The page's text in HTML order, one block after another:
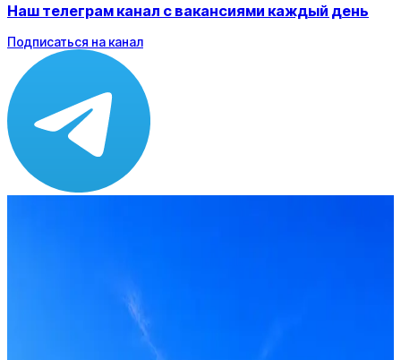
Наш телеграм канал с вакансиями каждый день
Подписаться на канал